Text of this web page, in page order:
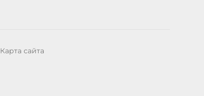
Карта сайта